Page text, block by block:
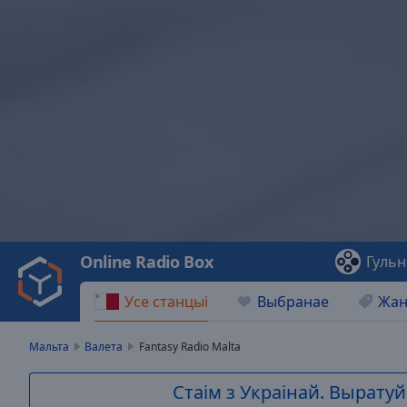
Video
Play
Backward
Skip
Current
Усе станцыі Выбранае
Online Radio Box
Мальта Валета Fantasy Radio Malta
Стаім з Украінай.